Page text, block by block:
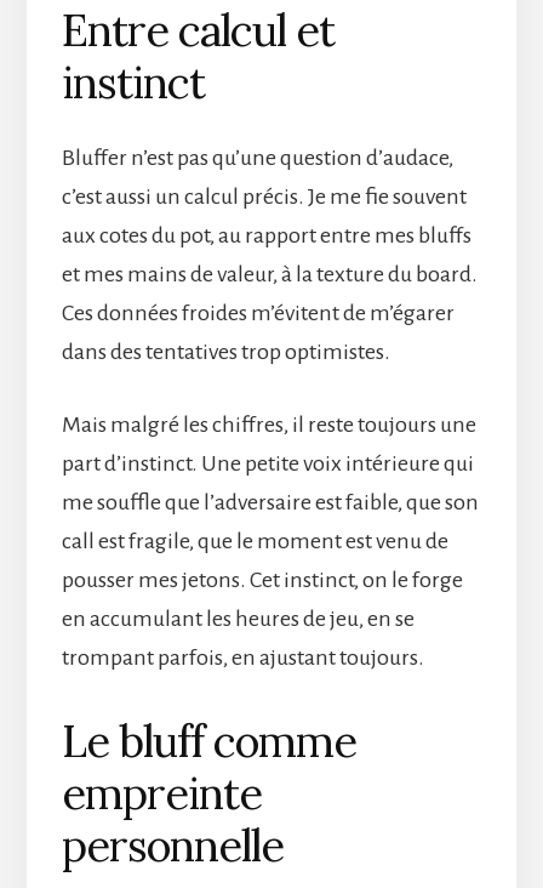
Entre calcul et
instinct
Bluffer n’est pas qu’une question d’audace,
c’est aussi un calcul précis. Je me fie souvent
aux cotes du pot, au rapport entre mes bluffs
et mes mains de valeur, à la texture du board.
Ces données froides m’évitent de m’égarer
dans des tentatives trop optimistes.
Mais malgré les chiffres, il reste toujours une
part d’instinct. Une petite voix intérieure qui
me souffle que l’adversaire est faible, que son
call est fragile, que le moment est venu de
pousser mes jetons. Cet instinct, on le forge
en accumulant les heures de jeu, en se
trompant parfois, en ajustant toujours.
Le bluff comme
empreinte
personnelle